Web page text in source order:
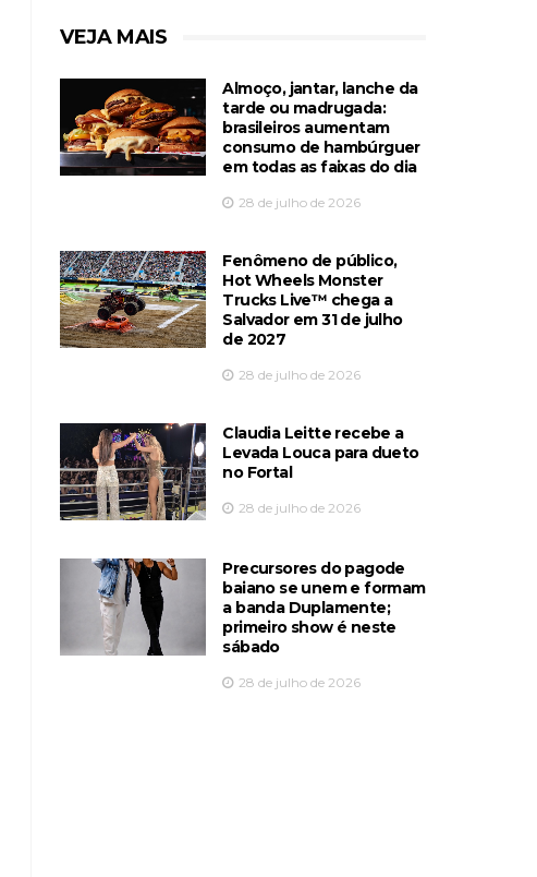
VEJA MAIS
Almoço, jantar, lanche da
tarde ou madrugada:
brasileiros aumentam
consumo de hambúrguer
em todas as faixas do dia
28 de julho de 2026
Fenômeno de público,
Hot Wheels Monster
Trucks Live™️ chega a
Salvador em 31 de julho
de 2027
28 de julho de 2026
Claudia Leitte recebe a
Levada Louca para dueto
no Fortal
28 de julho de 2026
Precursores do pagode
baiano se unem e formam
a banda Duplamente;
primeiro show é neste
sábado
28 de julho de 2026